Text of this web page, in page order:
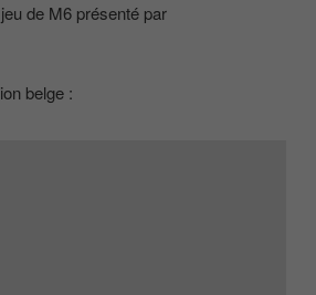
de M6 présenté par
belge :